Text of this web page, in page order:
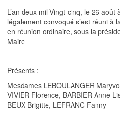
L’an deux mil Vingt-cinq, le 26 août
légalement convoqué s’est réuni à
en réunion ordinaire, sous la
Maire
Présents :
Mesdames LEBOULANGER
VIVIER Florence, BARBIER Anne
BEUX Brigitte, LEFRANC Fanny